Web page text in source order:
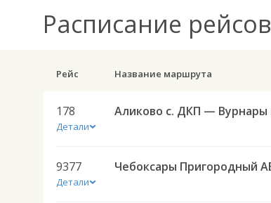
Расписание рейсов
Рейс Название маршрута
178
Детали
9377
Детали